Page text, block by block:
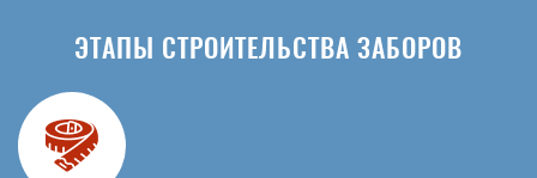
ЭТАПЫ СТРОИТЕЛЬСТВА ЗАБОРОВ